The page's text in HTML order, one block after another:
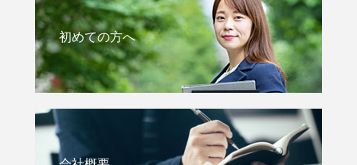
初めての方へ